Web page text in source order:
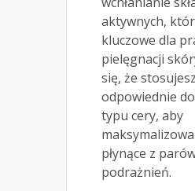
aktywnych,
kluczowe dla
pielęgnacji
się, że
odpowiednie
typu cery, aby
płynące z
podrażnień.